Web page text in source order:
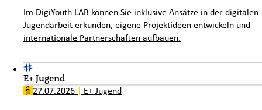
Im DigiYouth LAB können Sie inklusive Ansätze in der digitalen
Jugendarbeit erkunden, eigene Projektideen entwickeln und
internationale Partnerschaften aufbauen.
E+ Jugend
27.07.2026 | E+ Jugend